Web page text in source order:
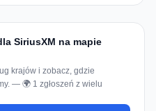
SiriusXM na mapie
krajów i zobacz, gdzie
— 🌍 1 zgłoszeń z wielu